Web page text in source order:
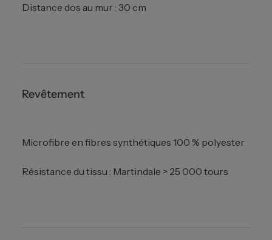
Distance dos au mur : 30 cm
Revêtement
Microfibre en fibres synthétiques 100 % polyester
Résistance du tissu : Martindale > 25 000 tours